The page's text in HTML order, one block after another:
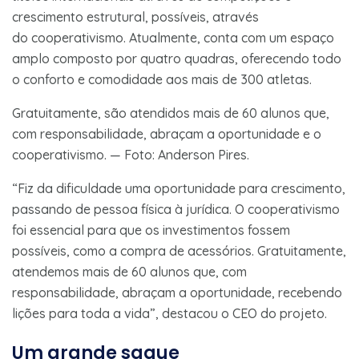
crescimento estrutural, possíveis, através
do cooperativismo. Atualmente, conta com um espaço
amplo composto por quatro quadras, oferecendo todo
o conforto e comodidade aos mais de 300 atletas.
Gratuitamente, são atendidos mais de 60 alunos que,
com responsabilidade, abraçam a oportunidade e o
cooperativismo. — Foto: Anderson Pires.
“Fiz da dificuldade uma oportunidade para crescimento,
passando de pessoa física à jurídica. O cooperativismo
foi essencial para que os investimentos fossem
possíveis, como a compra de acessórios. Gratuitamente,
atendemos mais de 60 alunos que, com
responsabilidade, abraçam a oportunidade, recebendo
lições para toda a vida”, destacou o CEO do projeto.
Um grande saque